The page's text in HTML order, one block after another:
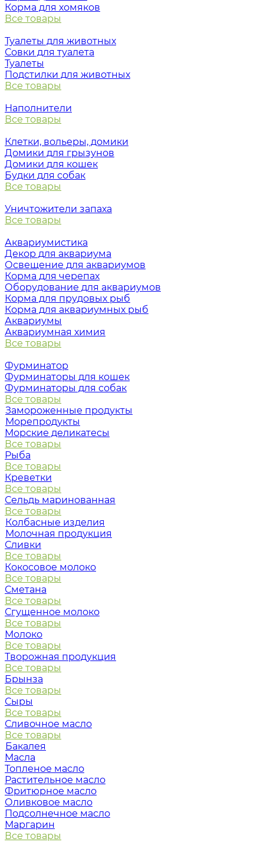
Корма для хомяков
Все товары
Туалеты для животных
Совки для туалета
Туалеты
Подстилки для животных
Все товары
Наполнители
Все товары
Клетки, вольеры, домики
Домики для грызунов
Домики для кошек
Будки для собак
Все товары
Уничтожители запаха
Все товары
Аквариумистика
Декор для аквариума
Освещение для аквариумов
Корма для черепах
Оборудование для аквариумов
Корма для прудовых рыб
Корма для аквариумных рыб
Аквариумы
Аквариумная химия
Все товары
Фурминатор
Фурминаторы для кошек
Фурминаторы для собак
Все товары
Замороженные продукты
Морепродукты
Морские деликатесы
Все товары
Рыба
Все товары
Креветки
Все товары
Сельдь маринованная
Все товары
Колбасные изделия
Молочная продукция
Сливки
Все товары
Кокосовое молоко
Все товары
Сметана
Все товары
Сгущенное молоко
Все товары
Молоко
Все товары
Творожная продукция
Все товары
Брынза
Все товары
Сыры
Все товары
Сливочное масло
Все товары
Бакалея
Масла
Топленое масло
Растительное масло
Фритюрное масло
Оливковое масло
Подсолнечное масло
Маргарин
Все товары